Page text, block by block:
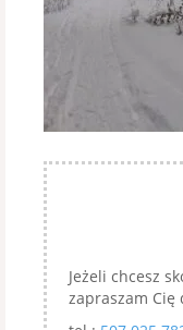
Jeżeli chcesz
zapraszam Cię